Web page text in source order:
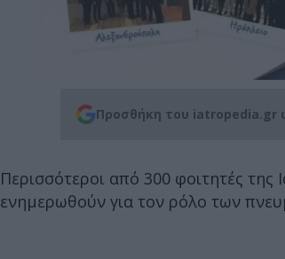
Προσθήκη του iatropedia.gr
Περισσότεροι από 300 φοιτητές της
ενημερωθούν για τον ρόλο των